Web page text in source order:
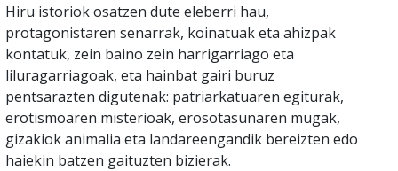
Hiru istoriok osatzen dute eleberri hau,
protagonistaren senarrak, koinatuak eta ahizpak
kontatuk, zein baino zein harrigarriago eta
liluragarriagoak, eta hainbat gairi buruz
pentsarazten digutenak: patriarkatuaren egiturak,
erotismoaren misterioak, erosotasunaren mugak,
gizakiok animalia eta landareengandik bereizten edo
haiekin batzen gaituzten bizierak.